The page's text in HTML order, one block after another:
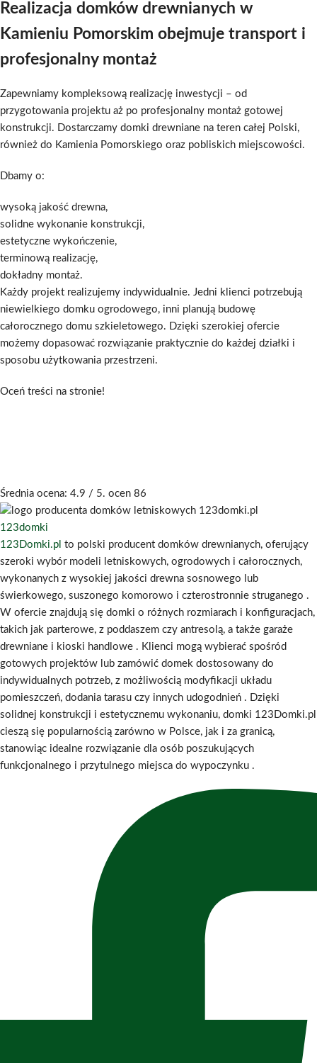
Realizacja domków drewnianych w
Kamieniu Pomorskim obejmuje transport i
profesjonalny montaż
Zapewniamy kompleksową realizację inwestycji – od
przygotowania projektu aż po profesjonalny montaż gotowej
konstrukcji. Dostarczamy domki drewniane na teren całej Polski,
również do Kamienia Pomorskiego oraz pobliskich miejscowości.
Dbamy o:
wysoką jakość drewna,
solidne wykonanie konstrukcji,
estetyczne wykończenie,
terminową realizację,
dokładny montaż.
Każdy projekt realizujemy indywidualnie. Jedni klienci potrzebują
niewielkiego domku ogrodowego, inni planują budowę
całorocznego domu szkieletowego. Dzięki szerokiej ofercie
możemy dopasować rozwiązanie praktycznie do każdej działki i
sposobu użytkowania przestrzeni.
Oceń treści na stronie!
Średnia ocena: 4.9 / 5. ocen 86
123domki
123Domki.pl to polski producent domków drewnianych, oferujący
szeroki wybór modeli letniskowych, ogrodowych i całorocznych,
wykonanych z wysokiej jakości drewna sosnowego lub
świerkowego, suszonego komorowo i czterostronnie struganego .
W ofercie znajdują się domki o różnych rozmiarach i konfiguracjach,
takich jak parterowe, z poddaszem czy antresolą, a także garaże
drewniane i kioski handlowe . Klienci mogą wybierać spośród
gotowych projektów lub zamówić domek dostosowany do
indywidualnych potrzeb, z możliwością modyfikacji układu
pomieszczeń, dodania tarasu czy innych udogodnień . Dzięki
solidnej konstrukcji i estetycznemu wykonaniu, domki 123Domki.pl
cieszą się popularnością zarówno w Polsce, jak i za granicą,
stanowiąc idealne rozwiązanie dla osób poszukujących
funkcjonalnego i przytulnego miejsca do wypoczynku .